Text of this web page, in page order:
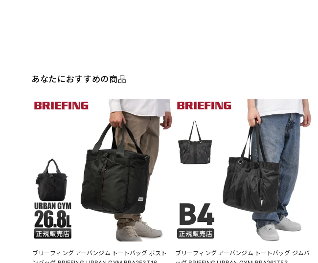
あなたにおすすめの商品
ブリーフィング アーバンジム トートバッグ ボスト
ブリーフィング アーバンジム トートバッグ ジムバ